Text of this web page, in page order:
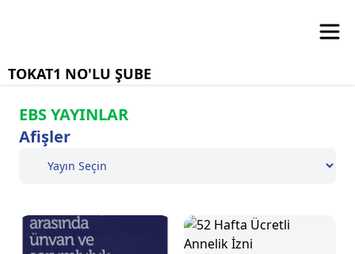
TOKAT1 NO'LU ŞUBE
EBS YAYINLAR
Afişler